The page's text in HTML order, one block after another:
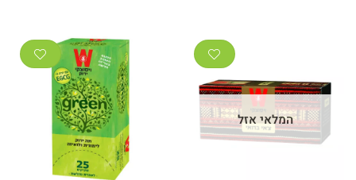
המלאי אזל